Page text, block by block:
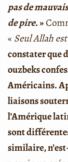
pas de
de pire.»
« Seul Allah
constater que
ouzbeks
Américains.
liaisons
l’Amérique
sont
similaire,